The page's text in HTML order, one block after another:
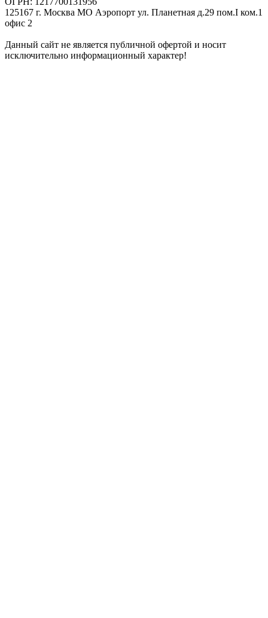
125167 г. Москва МО Аэропорт ул. Планетная д.29 пом.I ком.1
офис 2
Данный сайт не является публичной офертой и носит
исключительно информационный характер!